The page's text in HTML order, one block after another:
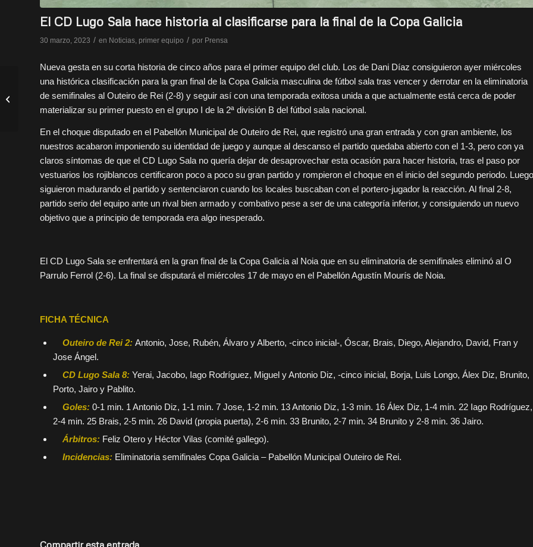
El CD Lugo Sala hace historia al clasificarse para la final de la Copa Galicia
30 marzo, 2023 / en Noticias, primer equipo / por Prensa
Nueva gesta en su corta historia de cinco años para el primer equipo del club. Los de Dani Díaz consiguieron ayer miércoles
una histórica clasificación para la gran final de la Copa Galicia masculina de fútbol sala tras vencer y derrotar en la eliminatoria
de semifinales al Outeiro de Rei (2-8) y seguir así con una temporada exitosa unida a que actualmente está cerca de poder
materializar su primer puesto en el grupo I de la 2ª división B del fútbol sala nacional.
En el choque disputado en el Pabellón Municipal de Outeiro de Rei, que registró una gran entrada y con gran ambiente, los
nuestros acabaron imponiendo su identidad de juego y aunque al descanso el partido quedaba abierto con el 1-3, pero con ya
claros síntomas de que el CD Lugo Sala no quería dejar de desaprovechar esta ocasión para hacer historia, tras el paso por
vestuarios los rojiblancos certificaron poco a poco su gran partido y rompieron el choque en el inicio del segundo periodo. Luego
siguieron madurando el partido y sentenciaron cuando los locales buscaban con el portero-jugador la reacción. Al final 2-8,
partido serio del equipo ante un rival bien armado y combativo pese a ser de una categoría inferior, y consiguiendo un nuevo
objetivo que a principio de temporada era algo inesperado.
El CD Lugo Sala se enfrentará en la gran final de la Copa Galicia al Noia que en su eliminatoria de semifinales eliminó al O
Parrulo Ferrol (2-6). La final se disputará el miércoles 17 de mayo en el Pabellón Agustín Mourís de Noia.
FICHA TÉCNICA
Outeiro de Rei 2: Antonio, Jose, Rubén, Álvaro y Alberto, -cinco inicial-, Óscar, Brais, Diego, Alejandro, David, Fran y
Jose Ángel.
CD Lugo Sala 8: Yerai, Jacobo, Iago Rodríguez, Miguel y Antonio Diz, -cinco inicial, Borja, Luis Longo, Álex Diz, Brunito,
Porto, Jairo y Pablito.
Goles: 0-1 min. 1 Antonio Diz, 1-1 min. 7 Jose, 1-2 min. 13 Antonio Diz, 1-3 min. 16 Álex Diz, 1-4 min. 22 Iago Rodríguez,
2-4 min. 25 Brais, 2-5 min. 26 David (propia puerta), 2-6 min. 33 Brunito, 2-7 min. 34 Brunito y 2-8 min. 36 Jairo.
Árbitros: Feliz Otero y Héctor Vilas (comité gallego).
Incidencias: Eliminatoria semifinales Copa Galicia – Pabellón Municipal Outeiro de Rei.
Compartir esta entrada
RESULTADOS: El
cadete de Honor
asegura la permenancia